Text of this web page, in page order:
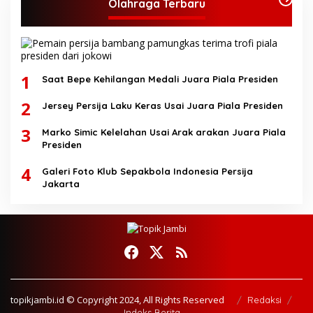
Olahraga Terbaru
1 Saat Bepe Kehilangan Medali Juara Piala Presiden
2 Jersey Persija Laku Keras Usai Juara Piala Presiden
3
Marko Simic Kelelahan Usai Arak arakan Juara Piala
Presiden
4
Galeri Foto Klub Sepakbola Indonesia Persija
Jakarta
topikjambi.id © Copyright 2024, All Rights Reserved
Redaksi